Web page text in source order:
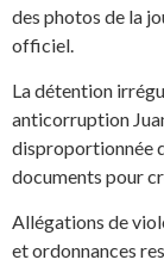
des photos de la
officiel.
La détention
anticorruption
disproportionnée
documents pour
Allégations de
et ordonnances